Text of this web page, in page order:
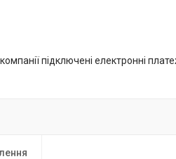
підключені електронні